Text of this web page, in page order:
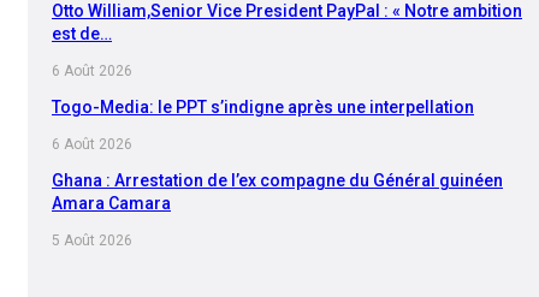
Otto William,Senior Vice President PayPal : « Notre ambition
est de…
6 Août 2026
Togo-Media: le PPT s’indigne après une interpellation
6 Août 2026
Ghana : Arrestation de l’ex compagne du Général guinéen
Amara Camara
5 Août 2026